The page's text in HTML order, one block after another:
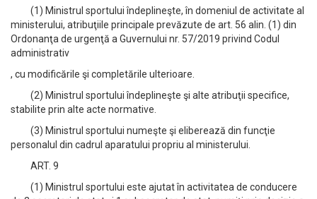
(1) Ministrul sportului îndeplineşte, în domeniul de activitate al
ministerului, atribuţiile principale prevăzute de art. 56 alin. (1) din
Ordonanţa de urgenţă a Guvernului nr. 57/2019 privind Codul
administrativ
, cu modificările şi completările ulterioare.
(2) Ministrul sportului îndeplineşte şi alte atribuţii specifice,
stabilite prin alte acte normative.
(3) Ministrul sportului numeşte şi eliberează din funcţie
personalul din cadrul aparatului propriu al ministerului.
ART. 9
(1) Ministrul sportului este ajutat în activitatea de conducere